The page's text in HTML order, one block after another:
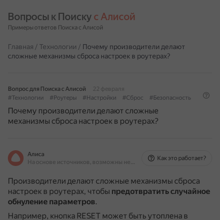
Вопросы к Поиску с Алисой
Примеры ответов Поиска с Алисой
Главная / Технологии / Почему производители делают
сложные механизмы сброса настроек в роутерах?
Вопрос для Поиска с Алисой
22 февраля
#Технологии
#Роутеры #Настройки #Сброс #Безопасность
Почему производители делают сложные
механизмы сброса настроек в роутерах?
Алиса
На основе источников, возможны неточности
Как это работает?
Производители делают сложные механизмы сброса
настроек в роутерах, чтобы предотвратить случайное
обнуление параметров.
Например, кнопка RESET может быть утоплена в